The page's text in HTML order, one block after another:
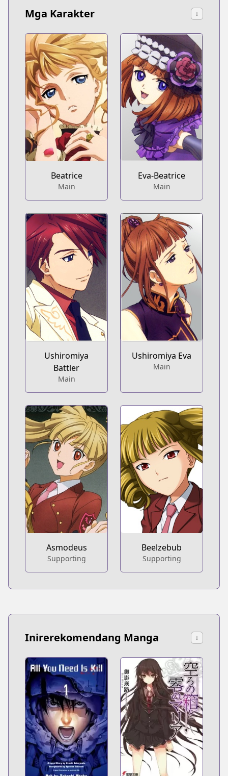
Mga Karakter ↓
Beatrice
Main
Eva-Beatrice
Main
Ushiromiya
Battler
Main
Ushiromiya Eva
Main
Asmodeus
Supporting
Beelzebub
Supporting
Inirerekomendang Manga ↓